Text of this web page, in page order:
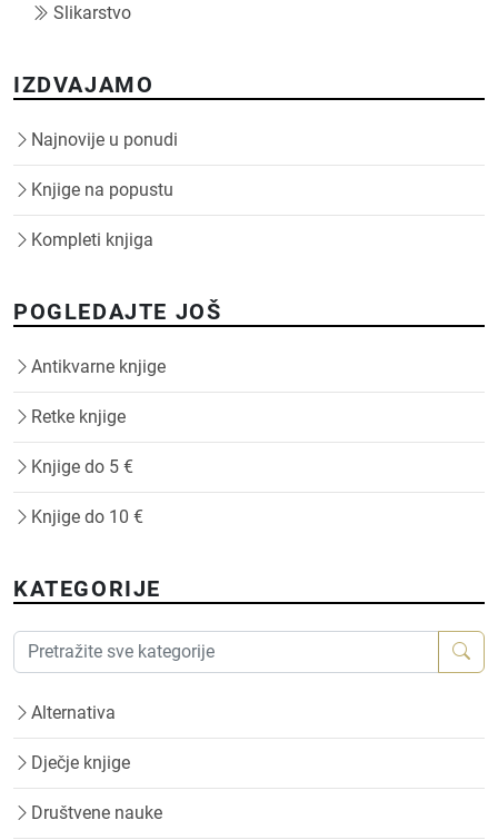
Slikarstvo
IZDVAJAMO
Najnovije u ponudi
Knjige na popustu
Kompleti knjiga
POGLEDAJTE JOŠ
Antikvarne knjige
Retke knjige
Knjige do 5 €
Knjige do 10 €
KATEGORIJE
Alternativa
Dječje knjige
Društvene nauke